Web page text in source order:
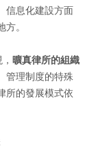
信息化建設方面
。
曠真律所的組織
管理制度的特殊
所的發展模式依